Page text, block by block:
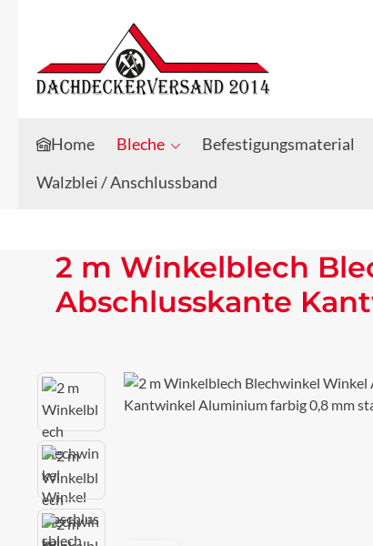
Zum Hauptinhalt springen
Zur Suche springen
Home Bleche Befestigungsmaterial
Walzblei / Anschlussband
2 m Winkelblech
Abschlusskante
Bildergalerie überspringen